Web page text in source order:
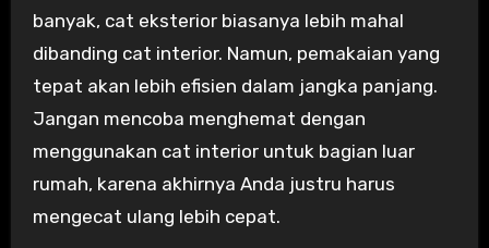
banyak, cat eksterior biasanya lebih mahal
dibanding cat interior. Namun, pemakaian yang
tepat akan lebih efisien dalam jangka panjang.
Jangan mencoba menghemat dengan
menggunakan cat interior untuk bagian luar
rumah, karena akhirnya Anda justru harus
mengecat ulang lebih cepat.